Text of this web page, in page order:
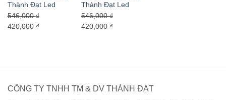
Thành Đạt Led
546,000₫
Giá
420,000 ₫Giá
Thành Đạt Led
546,000₫
Giá
420,000 ₫Giá
CÔNG TY TNHH TM & DV THÀNH ĐẠT